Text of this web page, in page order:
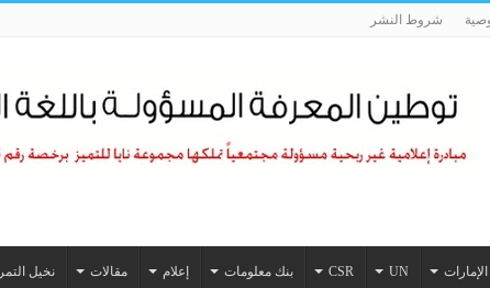
شروط النشر
الإمارات UN
CSR بنك معلومات إعلام مقالات نخيل التمر